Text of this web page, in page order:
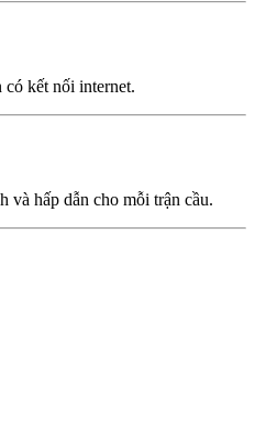
kết nối internet.
hấp dẫn cho mỗi trận cầu.